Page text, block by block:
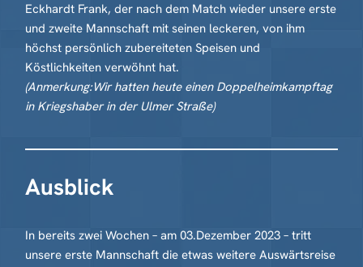
Eckhardt Frank, der nach dem Match wieder unsere erste
und zweite Mannschaft mit seinen leckeren, von ihm
höchst persönlich zubereiteten Speisen und
Köstlichkeiten verwöhnt hat.
(Anmerkung:Wir hatten heute einen Doppelheimkampftag
in Kriegshaber in der Ulmer Straße)
Ausblick
In bereits zwei Wochen – am 03.Dezember 2023 – tritt
unsere erste Mannschaft die etwas weitere Auswärtsreise